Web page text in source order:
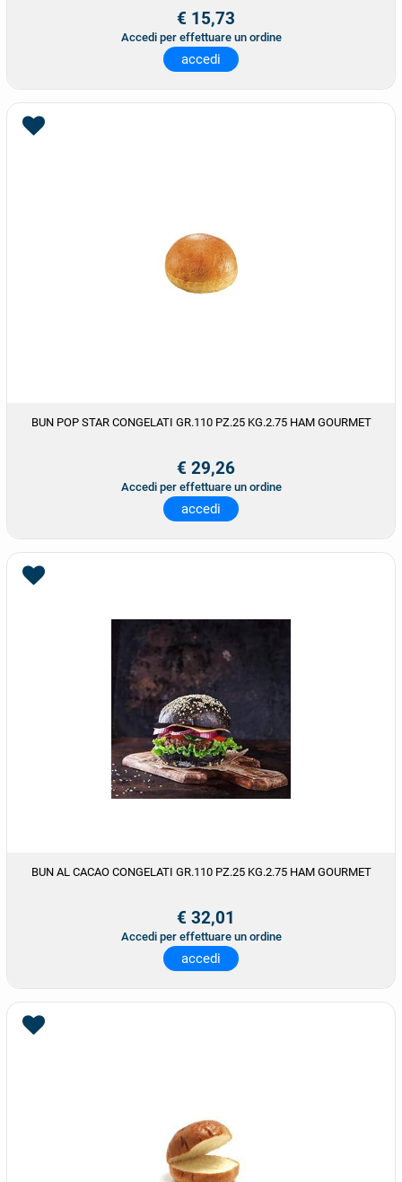
€ 15,73
Accedi per effettuare un ordine
accedi
BUN POP STAR CONGELATI GR.110 PZ.25 KG.2.75 HAM GOURMET
€ 29,26
Accedi per effettuare un ordine
accedi
BUN AL CACAO CONGELATI GR.110 PZ.25 KG.2.75 HAM GOURMET
€ 32,01
Accedi per effettuare un ordine
accedi